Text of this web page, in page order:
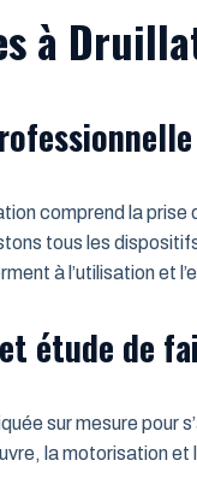
à
comprend la
tous les
à l’utilisation et
étude de
sur mesure pour
la motorisation